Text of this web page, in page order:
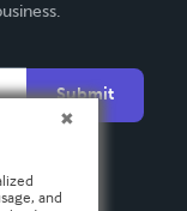
Submit
and